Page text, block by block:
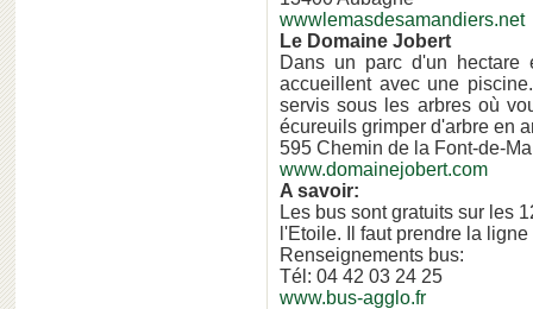
wwwlemasdesamandiers.net
Le Domaine Jobert
Dans un parc d'un hectare
accueillent avec une
servis sous les arbres où
écureuils grimper d'arbre en
595 Chemin de la Font-de-
www.domainejobert.com
A savoir:
Les bus sont gratuits sur les
l'Etoile. Il faut prendre la
Renseignements bus:
Tél: 04 42 03 24 25
www.bus-agglo.fr